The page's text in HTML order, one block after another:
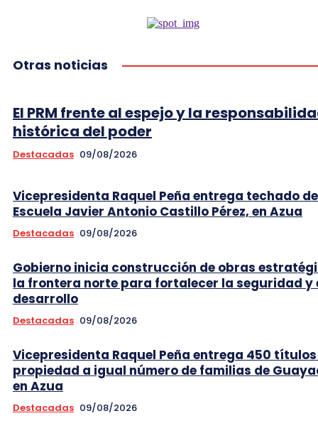
Otras noticias
El PRM frente al espejo y la
histórica del poder
Destacadas 09/08/2026
Vicepresidenta Raquel Peña entrega techado
Escuela Javier Antonio Castillo Pérez, en Azua
Destacadas 09/08/2026
Gobierno inicia construcción de obras
la frontera norte para fortalecer la seguridad y
desarrollo
Destacadas 09/08/2026
Vicepresidenta Raquel Peña entrega 450
propiedad a igual número de familias de
en Azua
Destacadas 09/08/2026